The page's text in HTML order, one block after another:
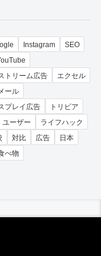
Instagram
SEO
トリーム広告
エクセル
ール
プレイ広告
トリビア
ユーザー
ライフハック
対比 広告
日本
べ物